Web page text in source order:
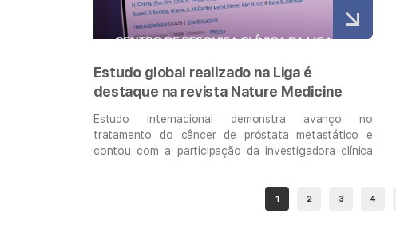
Estudo global realizado na Liga é
destaque na revista Nature Medicine
Estudo internacional demonstra avanço no
tratamento do câncer de próstata metastático e
contou com a participação da investigadora clínica
do mundo, publicou os resultados do estudo clínico
internacional AMPLITUDE, que investigou a
1 2 3 4